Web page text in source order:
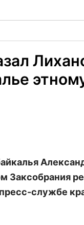
Заксобрания
службе